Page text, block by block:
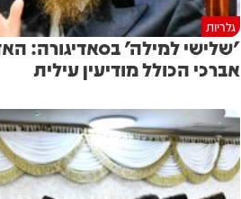
גלריות
'שלישי למילה' בסאדיגורה:
אברכי הכולל מודיעין עילית